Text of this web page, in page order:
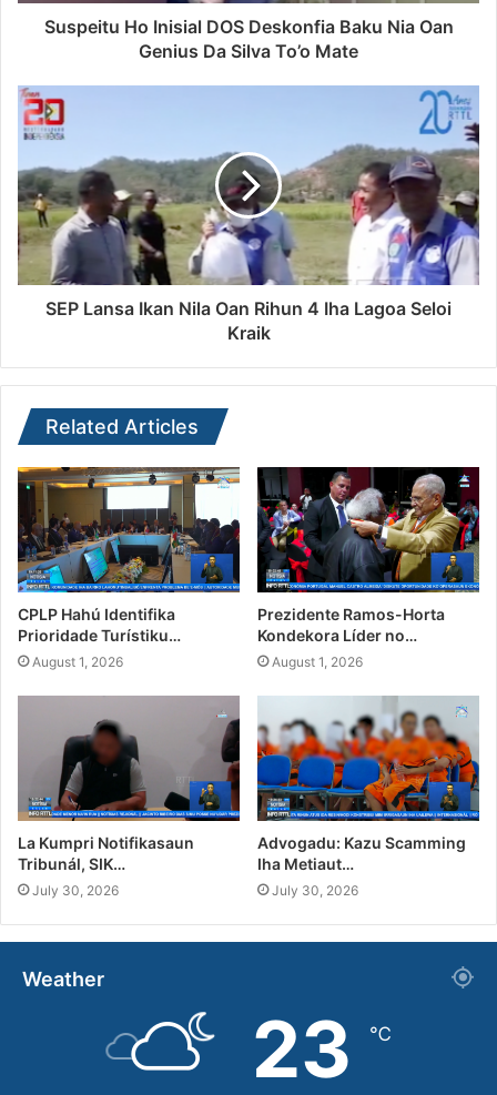
Suspeitu Ho Inisial DOS Deskonfia Baku Nia Oan
Genius Da Silva To’o Mate
SEP Lansa Ikan Nila Oan Rihun 4 Iha Lagoa Seloi
Kraik
Related Articles
CPLP Hahú Identifika
Prioridade Turístiku…
August 1, 2026
Prezidente Ramos-Horta
Kondekora Líder no…
August 1, 2026
La Kumpri Notifikasaun
Tribunál, SIK…
July 30, 2026
Advogadu: Kazu Scamming
Iha Metiaut…
July 30, 2026
Weather
23 ℃